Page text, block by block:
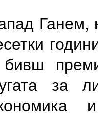
Ганем,
за